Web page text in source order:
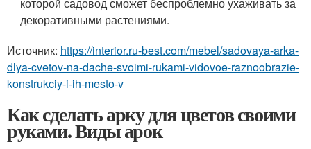
декоративными растениями.
Источник: https://interior.ru-best.com/mebel/sadovaya-arka-
dlya-cvetov-na-dache-svoimi-rukami-vidovoe-raznoobrazie-
konstrukciy-i-ih-mesto-v
Как сделать арку для цветов своими
руками. Виды арок